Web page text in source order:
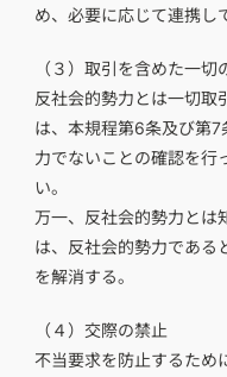
め、必要に応じて連携し
（３） 取引を含めた一切
反社会的勢力とは一切取
は、本規程第6条及び第
力でないことの確認を行
い。
万一、反社会的勢力とは
は、反社会的勢力である
を解消する。
（４） 交際の禁止
不当要求を防止するため